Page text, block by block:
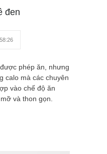
đen
phép ăn, nhưng
calo mà các chuyên
vào chế độ ăn
và thon gọn.